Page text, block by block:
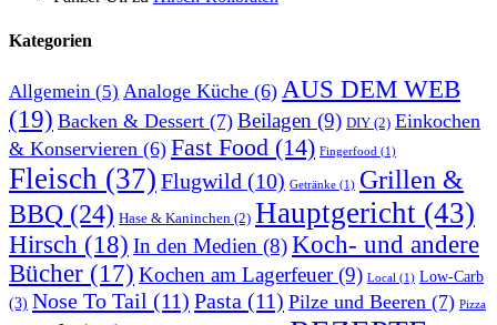
Kategorien
Allgemein (5) Analoge Küche (6) AUS DEM WEB
(19) Backen & Dessert (7) Beilagen (9) DIY (2) Einkochen
& Konservieren (6) Fast Food (14) Fingerfood (1)
Fleisch (37) Flugwild (10) Getränke (1) Grillen &
BBQ (24) Hase & Kaninchen (2) Hauptgericht (43)
Hirsch (18) In den Medien (8)Koch- und andere
Bücher (17) Kochen am Lagerfeuer(9) Local (1) Low-Carb
(3) Nose To Tail (11) Pasta (11) Pilze und Beeren (7) Pizza